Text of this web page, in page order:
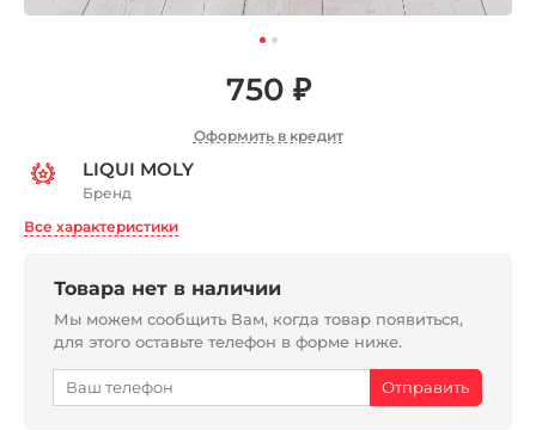
750 ₽
Оформить в кредит
LIQUI MOLY
Бренд
Все характеристики
Товара нет в наличии
Мы можем сообщить Вам, когда товар появиться,
для этого оставьте телефон в форме ниже.